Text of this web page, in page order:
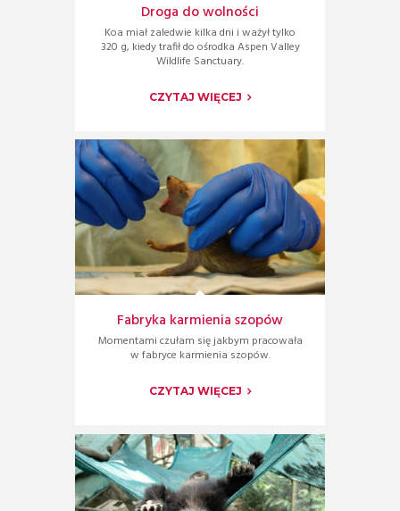
Droga do wolności
Koa miał zaledwie kilka dni i ważył tylko
320 g, kiedy trafił do ośrodka Aspen Valley
Wildlife Sanctuary.
CZYTAJ WIĘCEJ
Fabryka karmienia szopów
Momentami czułam się jakbym pracowała
w fabryce karmienia szopów.
CZYTAJ WIĘCEJ